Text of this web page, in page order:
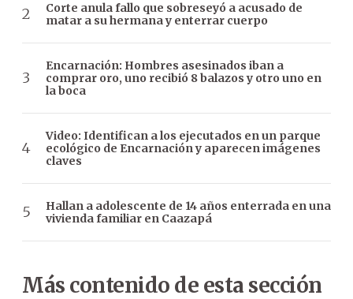
Corte anula fallo que sobreseyó a acusado de
matar a su hermana y enterrar cuerpo
Encarnación: Hombres asesinados iban a
comprar oro, uno recibió 8 balazos y otro uno en
la boca
Video: Identifican a los ejecutados en un parque
ecológico de Encarnación y aparecen imágenes
claves
Hallan a adolescente de 14 años enterrada en una
vivienda familiar en Caazapá
Más contenido de esta sección